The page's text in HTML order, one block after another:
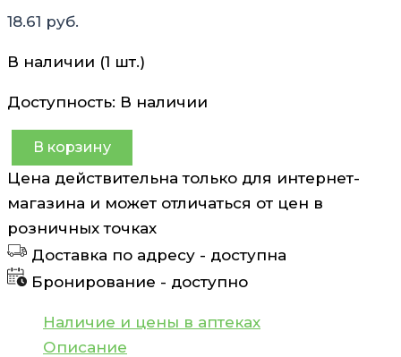
18.61 руб.
В наличии (1 шт.)
Доступность: В наличии
Количество
товара
Линзы
конт.r8.7/d
-5,0
мягкие
Optima
FW(polymacon)
В корзину
Цена действительна только для интернет-
магазина и может отличаться от цен в
розничных точках
Доставка по адресу - доступна
Бронирование - доступно
Наличие и цены в аптеках
Описание